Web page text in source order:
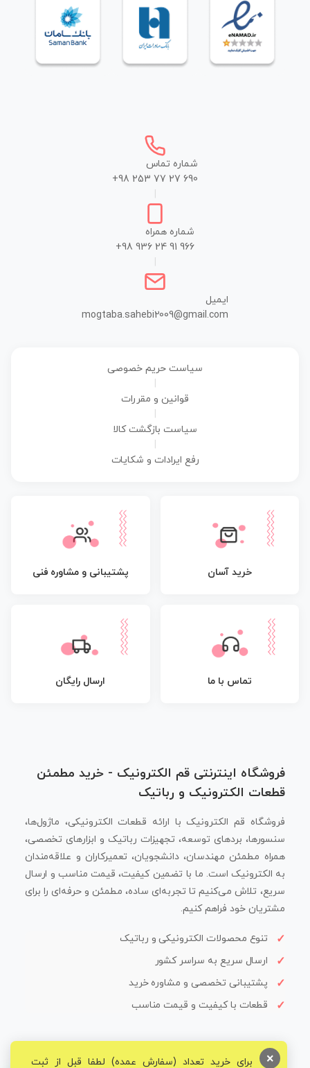
شماره تماس
+98 253 77 27 690
شماره همراه
+98 936 24 91 966
ایمیل
mogtaba.sahebi2009@gmail.com
سیاست حریم خصوصی
قوانین و مقررات
سیاست بازگشت کالا
رفع ایرادات و شکایات
خرید آسان پشتیبانی و مشاوره فنی
تماس با ما ارسال رایگان
فروشگاه اینترنتی قم الکترونیک - خرید مطمئن
قطعات الکترونیک و رباتیک
فروشگاه قم الکترونیک با ارائه قطعات الکترونیکی، ماژول‌ها،
سنسورها، بردهای توسعه، تجهیزات رباتیک و ابزارهای تخصصی،
همراه مطمئن مهندسان، دانشجویان، تعمیرکاران و علاقه‌مندان
به الکترونیک است. ما با تضمین کیفیت، قیمت مناسب و ارسال
سریع، تلاش می‌کنیم تا تجربه‌ای ساده، مطمئن و حرفه‌ای را برای
مشتریان خود فراهم کنیم.
تنوع محصولات الکترونیکی و رباتیک
ارسال سریع به سراسر کشور
پشتیبانی تخصصی و مشاوره خرید
قطعات با کیفیت و قیمت مناسب
برای خرید تعداد (سفارش عمده) لطفا قبل از ثبت ×